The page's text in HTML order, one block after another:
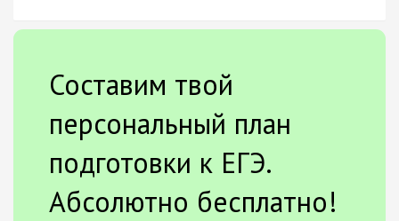
Составим твой
персональный план
подготовки к ЕГЭ.
Абсолютно бесплатно!